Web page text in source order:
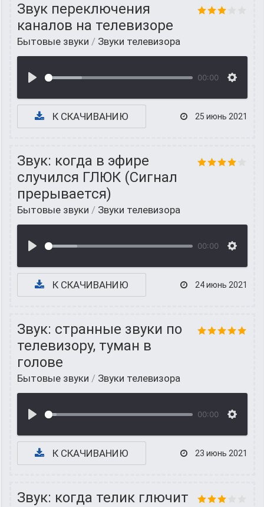
Звук переключения
каналов на телевизоре
Бытовые звуки / Звуки телевизора
00:00
К СКАЧИВАНИЮ 25 июнь 2021
Звук: когда в эфире
случился ГЛЮК (Сигнал
прерывается)
Бытовые звуки / Звуки телевизора
00:00
К СКАЧИВАНИЮ 24 июнь 2021
Звук: странные звуки по
телевизору, туман в
голове
Бытовые звуки / Звуки телевизора
00:00
К СКАЧИВАНИЮ 23 июнь 2021
Звук: когда телик глючит